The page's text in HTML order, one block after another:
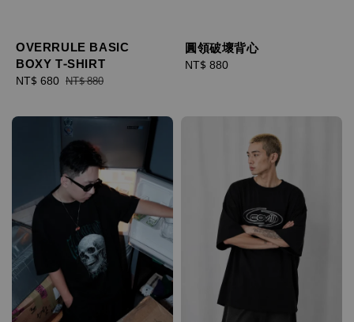
OVERRULE BASIC
BOXY T-SHIRT
Sale
NT$ 680 Regular
NT$ 880
圓領破壞背心
Regular
NT$ 880